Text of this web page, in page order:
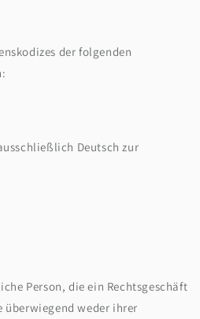
der folgenden
Deutsch zur
Person, die ein Rechtsgeschäft
überwiegend weder ihrer